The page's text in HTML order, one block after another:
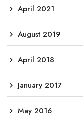
April 2021
August 2019
April 2018
January 2017
May 2016